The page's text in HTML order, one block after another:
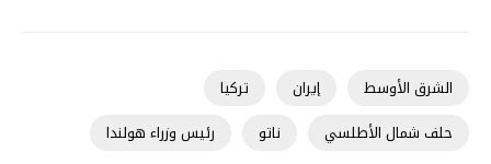
الشرق الأوسط إيران
تركيا
حلف شمال الأطلسي
ناتو رئيس وزراء هولندا